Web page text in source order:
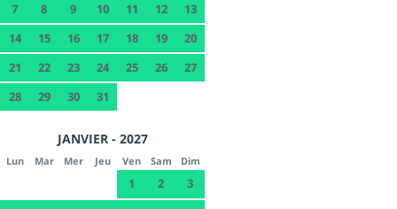
7
8 9 10 11 12
13
14
15 16 17 18 19
20
21
22 23 24 25 26
27
28
29 30 31
JANVIER - 2027
Lun Mar Mer Jeu Ven Sam Dim
1 2
3